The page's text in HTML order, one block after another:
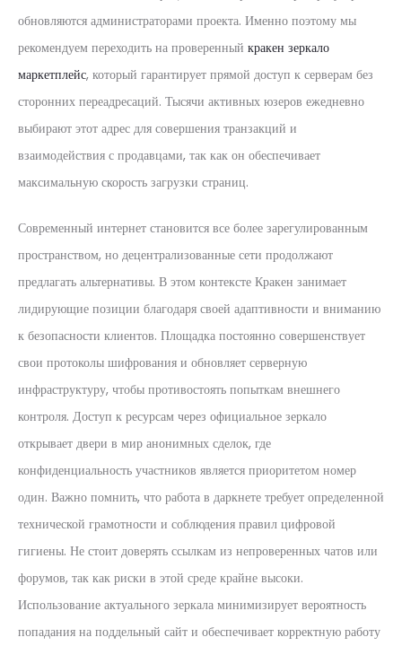
обновляются администраторами проекта. Именно поэтому мы
рекомендуем переходить на проверенный кракен зеркало
маркетплейс, который гарантирует прямой доступ к серверам без
сторонних переадресаций. Тысячи активных юзеров ежедневно
выбирают этот адрес для совершения транзакций и
взаимодействия с продавцами, так как он обеспечивает
максимальную скорость загрузки страниц.
Современный интернет становится все более зарегулированным
пространством, но децентрализованные сети продолжают
предлагать альтернативы. В этом контексте Кракен занимает
лидирующие позиции благодаря своей адаптивности и вниманию
к безопасности клиентов. Площадка постоянно совершенствует
свои протоколы шифрования и обновляет серверную
инфраструктуру, чтобы противостоять попыткам внешнего
контроля. Доступ к ресурсам через официальное зеркало
открывает двери в мир анонимных сделок, где
конфиденциальность участников является приоритетом номер
один. Важно помнить, что работа в даркнете требует определенной
технической грамотности и соблюдения правил цифровой
гигиены. Не стоит доверять ссылкам из непроверенных чатов или
форумов, так как риски в этой среде крайне высоки.
Использование актуального зеркала минимизирует вероятность
попадания на поддельный сайт и обеспечивает корректную работу